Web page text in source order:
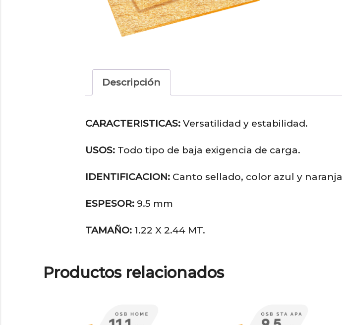
Descripción
CARACTERISTICAS: Versatilidad y estabilidad.
USOS: Todo tipo de baja exigencia de carga.
IDENTIFICACION: Canto sellado, color azul y naranja
ESPESOR: 9.5 mm
TAMAÑO: 1.22 X 2.44 MT.
Productos relacionados